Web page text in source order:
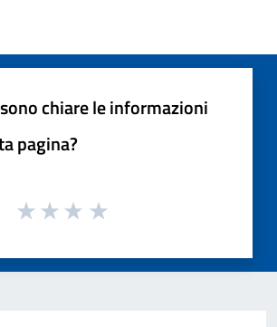
chiare le informazioni
pagina?